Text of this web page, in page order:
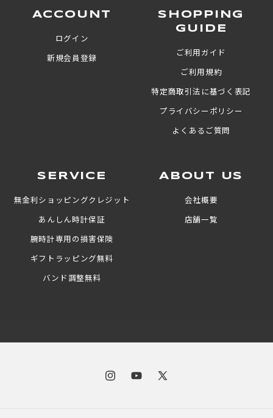
ACCOUNT
ログイン
新規会員登録
SHOPPING
GUIDE
ご利用ガイド
ご利用規約
特定商取引法に基づく表記
プライバシーポリシー
よくあるご質問
SERVICE
無金利ショッピングクレジット
あんしん時計保証
腕時計専用の損害保険
ギフトラッピング無料
バンド調整無料
ABOUT US
会社概要
店舗一覧
InstagramYouTube
X